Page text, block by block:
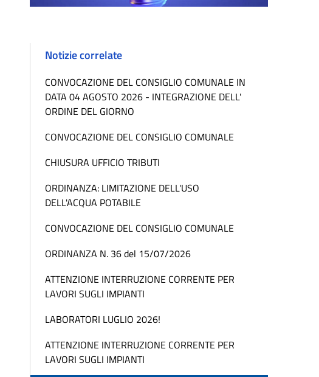
Notizie correlate
CONVOCAZIONE DEL CONSIGLIO COMUNALE IN
DATA 04 AGOSTO 2026 - INTEGRAZIONE DELL'
ORDINE DEL GIORNO
CONVOCAZIONE DEL CONSIGLIO COMUNALE
CHIUSURA UFFICIO TRIBUTI
ORDINANZA: LIMITAZIONE DELL'USO
DELL'ACQUA POTABILE
CONVOCAZIONE DEL CONSIGLIO COMUNALE
ORDINANZA N. 36 del 15/07/2026
ATTENZIONE INTERRUZIONE CORRENTE PER
LAVORI SUGLI IMPIANTI
LABORATORI LUGLIO 2026!
ATTENZIONE INTERRUZIONE CORRENTE PER
LAVORI SUGLI IMPIANTI